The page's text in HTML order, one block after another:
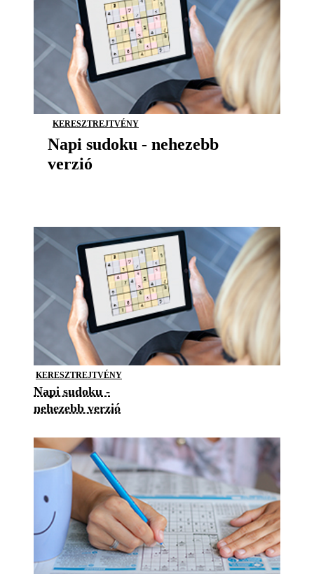
KERESZTREJTVÉNY
Napi sudoku - nehezebb
verzió
KERESZTREJTVÉNY
Napi sudoku -
nehezebb verzió